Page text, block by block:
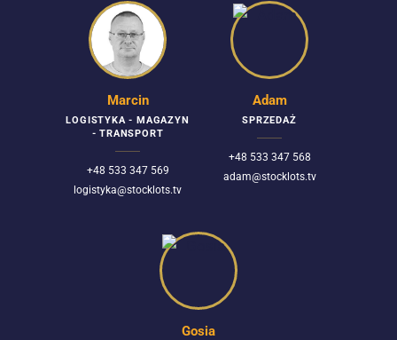
Marcin
LOGISTYKA - MAGAZYN
- TRANSPORT
+48 533 347 569
logistyka@stocklots.tv
Adam
SPRZEDAŻ
+48 533 347 568
adam@stocklots.tv
Gosia